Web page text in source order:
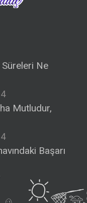
Süreleri Ne
Mutludur,
Başarı